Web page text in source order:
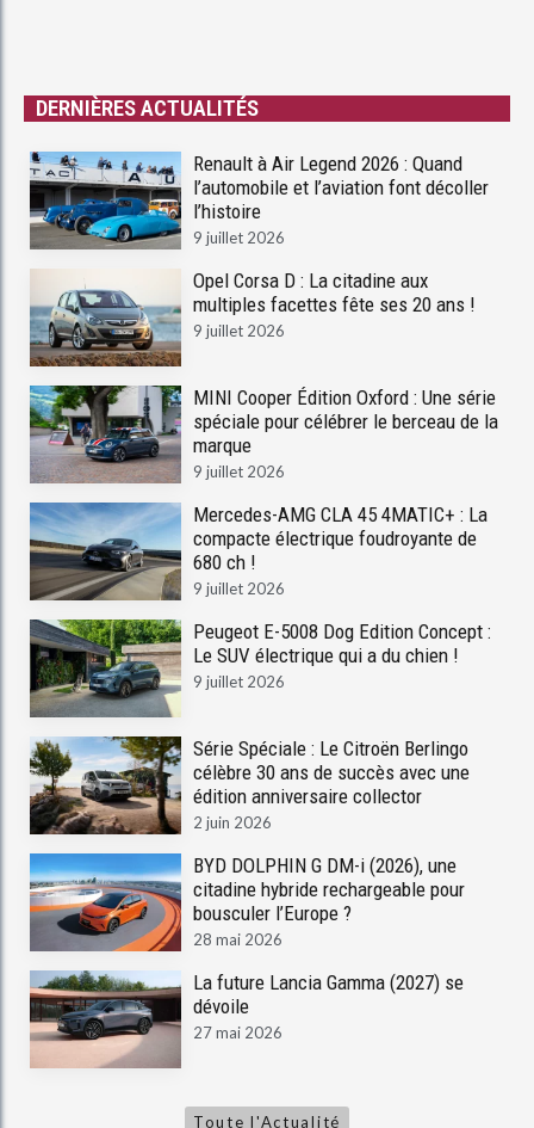
DERNIÈRES ACTUALITÉS
Renault à Air Legend 2026 : Quand
l’automobile et l’aviation font décoller
l’histoire
9 juillet 2026
Opel Corsa D : La citadine aux
multiples facettes fête ses 20 ans !
9 juillet 2026
MINI Cooper Édition Oxford : Une série
spéciale pour célébrer le berceau de la
marque
9 juillet 2026
Mercedes-AMG CLA 45 4MATIC+ : La
compacte électrique foudroyante de
680 ch !
9 juillet 2026
Peugeot E-5008 Dog Edition Concept :
Le SUV électrique qui a du chien !
9 juillet 2026
Série Spéciale : Le Citroën Berlingo
célèbre 30 ans de succès avec une
édition anniversaire collector
2 juin 2026
BYD DOLPHIN G DM-i (2026), une
citadine hybride rechargeable pour
bousculer l’Europe ?
28 mai 2026
La future Lancia Gamma (2027) se
dévoile
27 mai 2026
Toute l'Actualité